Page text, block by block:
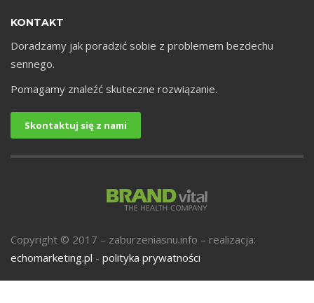
KONTAKT
Doradzamy jak poradzić sobie z problemem bezdechu
sennego.
Pomagamy znaleźć skuteczne rozwiązanie.
Skontaktuj się z nami
Copyright © 2017 – zaburzeniasnu.info – realizacja:
echomarketing.pl - polityka prywatności